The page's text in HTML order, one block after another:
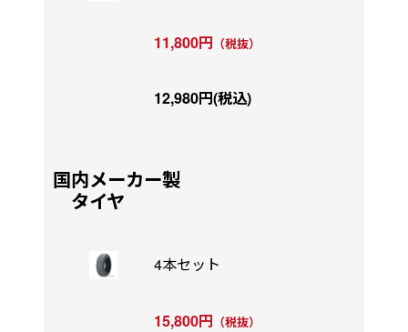
11,800円 （税抜）
12,980円(税込)
国内メーカー製
タイヤ
4本セット
15,800円 （税抜）